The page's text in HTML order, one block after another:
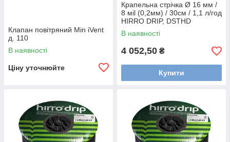
Клапан повітряний Min iVent
д. 110
В наявності
Ціну уточнюйте
Крапельна стрічка Ø 16 мм /
8 мil (0,2мм) / 30см / 1,1 л/год
HIRRO DRIP, DSTHD
16081130-1000
В наявності
4 052,50 ₴
Купити